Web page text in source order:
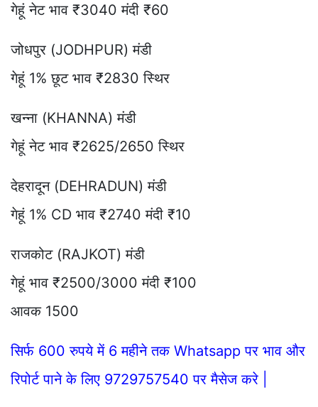
गेहूं नेट भाव ₹3040 मंदी ₹60
जोधपुर (JODHPUR) मंडी
गेहूं 1% छूट भाव ₹2830 स्थिर
खन्ना (KHANNA) मंडी
गेहूं नेट भाव ₹2625/2650 स्थिर
देहरादून (DEHRADUN) मंडी
गेहूं 1% CD भाव ₹2740 मंदी ₹10
राजकोट (RAJKOT) मंडी
गेहूं भाव ₹2500/3000 मंदी ₹100
आवक 1500
सिर्फ 600 रुपये में 6 महीने तक Whatsapp पर भाव और
रिपोर्ट पाने के लिए 9729757540 पर मैसेज करे |